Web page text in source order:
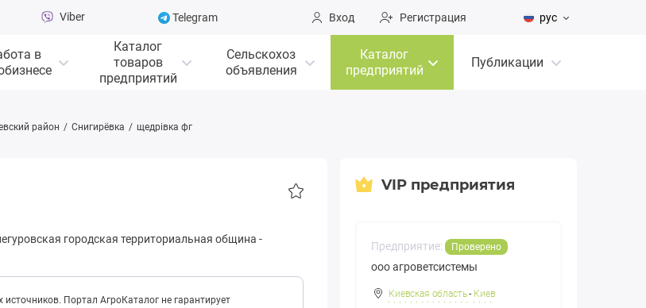
Viber Telegram Вход Регистрация рус
в
Каталог
товаров
предприятий
Сельскохоз
объявления
Каталог
предприятий
Публикации
район Снигирёвка щедрівка фг
городская территориальная община -
Портал АгроКаталог не гарантирует
VIP предприятия
Предприятие: Проверено
ооо агроветсистемы
Киевская область- Киев